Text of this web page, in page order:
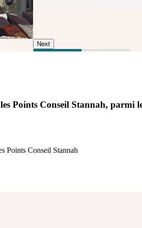
Next
les Points Conseil Stannah, parmi